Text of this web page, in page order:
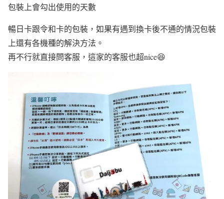
包裝上會勾出使用的天數
暢日卡跟令和卡的包裝，如果有遇到換卡後不通的情況包裝
上還有各機種的解決方法。
再不行就直接問客服，這家的客服也超nice😆